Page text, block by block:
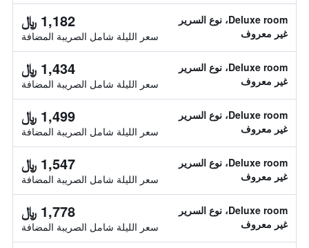
Deluxe room، نوع السرير
غير معروف
1,182 ﷼
سعر الليلة شامل الصريبة المضافة
Deluxe room، نوع السرير
غير معروف
1,434 ﷼
سعر الليلة شامل الصريبة المضافة
Deluxe room، نوع السرير
غير معروف
1,499 ﷼
سعر الليلة شامل الصريبة المضافة
Deluxe room، نوع السرير
غير معروف
1,547 ﷼
سعر الليلة شامل الصريبة المضافة
Deluxe room، نوع السرير
غير معروف
1,778 ﷼
سعر الليلة شامل الصريبة المضافة